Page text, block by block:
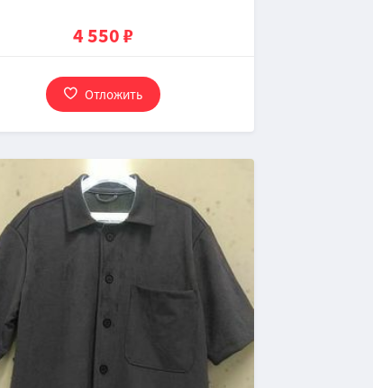
4 550 ₽
Отложить